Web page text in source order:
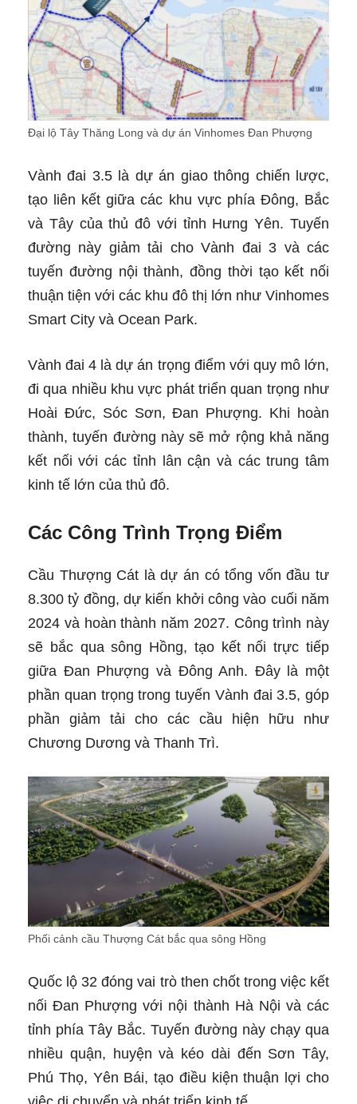
Đại lộ Tây Thăng Long và dự án Vinhomes Đan Phượng
Vành đai 3.5 là dự án giao thông chiến lược,
tạo liên kết giữa các khu vực phía Đông, Bắc
và Tây của thủ đô với tỉnh Hưng Yên. Tuyến
đường này giảm tải cho Vành đai 3 và các
tuyến đường nội thành, đồng thời tạo kết nối
thuận tiện với các khu đô thị lớn như Vinhomes
Smart City và Ocean Park.
Vành đai 4 là dự án trọng điểm với quy mô lớn,
đi qua nhiều khu vực phát triển quan trọng như
Hoài Đức, Sóc Sơn, Đan Phượng. Khi hoàn
thành, tuyến đường này sẽ mở rộng khả năng
kết nối với các tỉnh lân cận và các trung tâm
kinh tế lớn của thủ đô.
Các Công Trình Trọng Điểm
Cầu Thượng Cát là dự án có tổng vốn đầu tư
8.300 tỷ đồng, dự kiến khởi công vào cuối năm
2024 và hoàn thành năm 2027. Công trình này
sẽ bắc qua sông Hồng, tạo kết nối trực tiếp
giữa Đan Phượng và Đông Anh. Đây là một
phần quan trọng trong tuyến Vành đai 3.5, góp
phần giảm tải cho các cầu hiện hữu như
Chương Dương và Thanh Trì.
Phối cảnh cầu Thượng Cát bắc qua sông Hồng
Quốc lộ 32 đóng vai trò then chốt trong việc kết
nối Đan Phượng với nội thành Hà Nội và các
tỉnh phía Tây Bắc. Tuyến đường này chạy qua
nhiều quận, huyện và kéo dài đến Sơn Tây,
Phú Thọ, Yên Bái, tạo điều kiện thuận lợi cho